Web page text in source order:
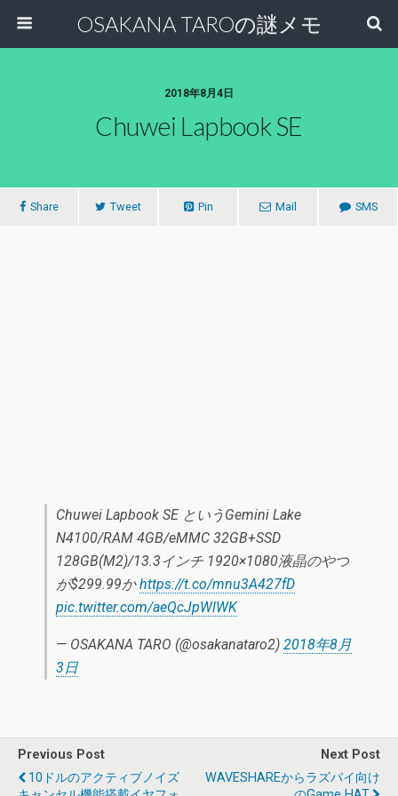
OSAKANA TAROの謎メモ
2018年8月4日
Chuwei Lapbook SE
Share Tweet Pin Mail SMS
Chuwei Lapbook SE というGemini Lake
N4100/RAM 4GB/eMMC 32GB+SSD
128GB(M2)/13.3インチ 1920×1080液晶のやつ
が$299.99かhttps://t.co/mnu3A427fD
pic.twitter.com/aeQcJpWlWK
— OSAKANA TARO (@osakanataro2) 2018年8月
3日
Previous Post
10ドルのアクティブノイズ
Next Post
WAVESHAREからラズパイ向け